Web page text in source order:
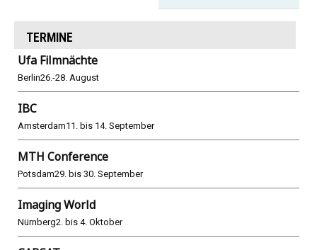
TERMINE
Ufa Filmnächte
Berlin26.-28. August
IBC
Amsterdam11. bis 14. September
MTH Conference
Potsdam29. bis 30. September
Imaging World
Nürnberg2. bis 4. Oktober